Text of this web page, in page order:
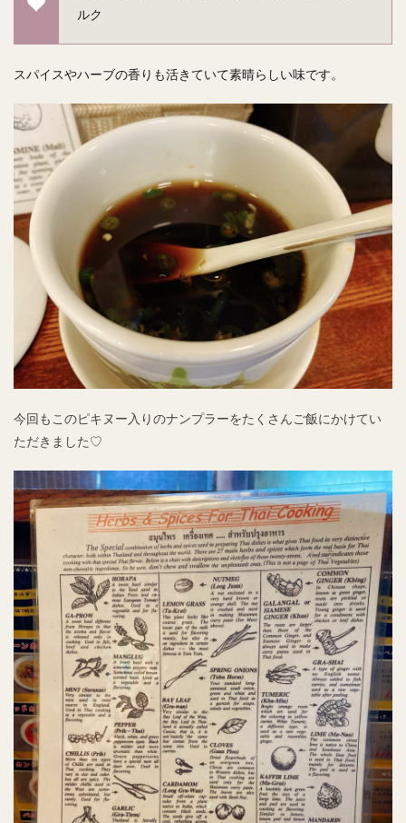
ルク
スパイスやハーブの香りも活きていて素晴らしい味です。
今回もこのピキヌー入りのナンプラーをたくさんご飯にかけてい
ただきました♡